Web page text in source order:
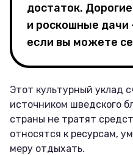
достаток.
и роскошные
если вы можете
Этот культурный уклад
источником шведского
страны не тратят
относятся к ресурсам,
меру отдыхать.